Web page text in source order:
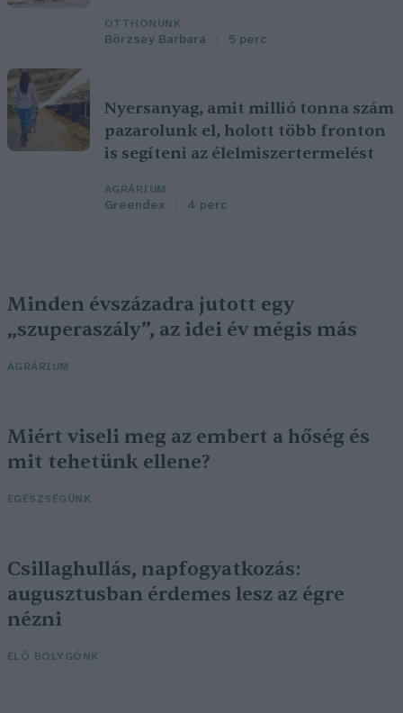
OTTHONUNK
Börzsey Barbara 5 perc
Nyersanyag, amit millió tonna szám
pazarolunk el, holott több fronton
is segíteni az élelmiszertermelést
AGRÁRIUM
Greendex 4 perc
Minden évszázadra jutott egy
„szuperaszály”, az idei év mégis más
AGRÁRIUM
Miért viseli meg az embert a hőség és
mit tehetünk ellene?
EGÉSZSÉGÜNK
Csillaghullás, napfogyatkozás:
augusztusban érdemes lesz az égre
nézni
ÉLŐ BOLYGÓNK